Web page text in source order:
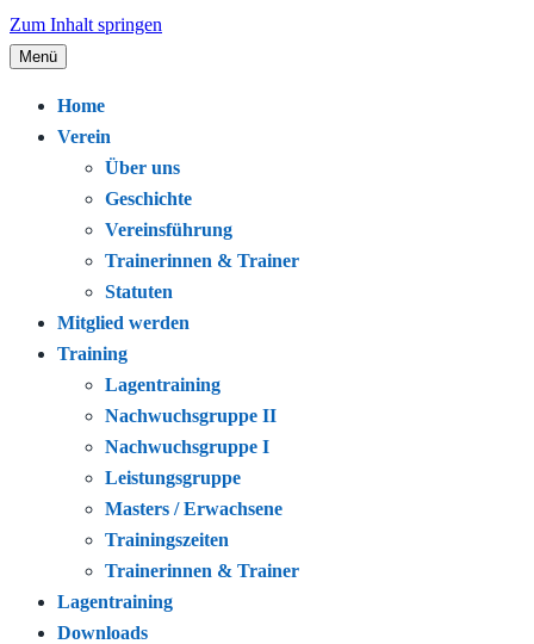
Zum Inhalt springen
Schwimmclub Bregenz
Leidenschaft.
Menü
Home
Verein
Über uns
Geschichte
Vereinsführung
Trainerinnen & Trainer
Statuten
Mitglied werden
Training
Lagentraining
Nachwuchsgruppe II
Nachwuchsgruppe I
Leistungsgruppe
Masters / Erwachsene
Trainingszeiten
Trainerinnen & Trainer
Lagentraining
Downloads